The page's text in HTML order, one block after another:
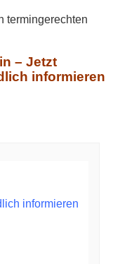
termingerechten
– Jetzt
informieren
informieren